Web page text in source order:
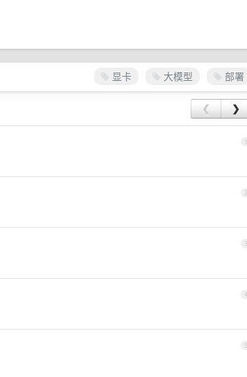
显卡 大模型 部署
❮ ❯
1
2
3
4
5